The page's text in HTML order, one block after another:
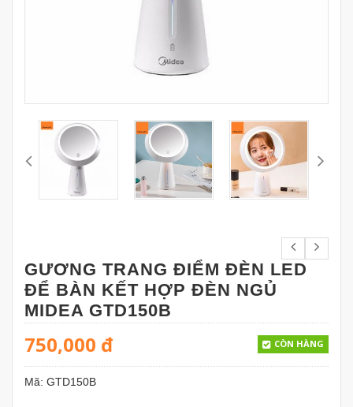
GƯƠNG TRANG ĐIỂM ĐÈN LED
ĐỂ BÀN KẾT HỢP ĐÈN NGỦ
MIDEA GTD150B
750,000 đ CÒN HÀNG
Mã: GTD150B